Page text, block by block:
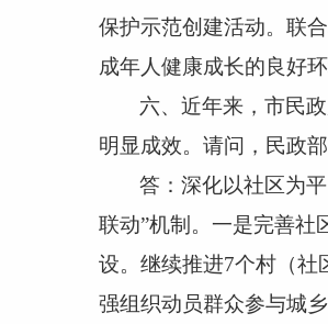
保护示范创建活动。联
成年人健康成长的良好
六、近年来，市民
明显成效。请问，民政
答：深化以社区为
联动”机制。一是完善社
设。继续推进7个村（社
强组织动员群众参与城